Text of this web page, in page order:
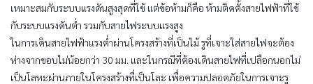
เหมาะสมกับระบบแรงดันสูงสุดที่ใช้ แต่ข้อห้ามก็คือ ห้ามติดตั้งสายไฟฟ้าที่ใช้
กับระบบแรงดันต่ำ รวมกับสายไฟระบบแรงสูง
ในการเดินสายไฟฟ้าแรงต่ำผ่านโครงสร้างที่เป็นไม้ รูที่เจาะใส่สายไฟจะต้อง
ห่างจากขอบไม่น้อยกว่า 30 มม. และในกรณีที่ต้องเดินสายไฟที่เปลือกนอกไม่
เป็นโลหะผ่านภายในโครงสร้างที่เป็นโละ เพื่อความปลอดภัยในการเจาะรู